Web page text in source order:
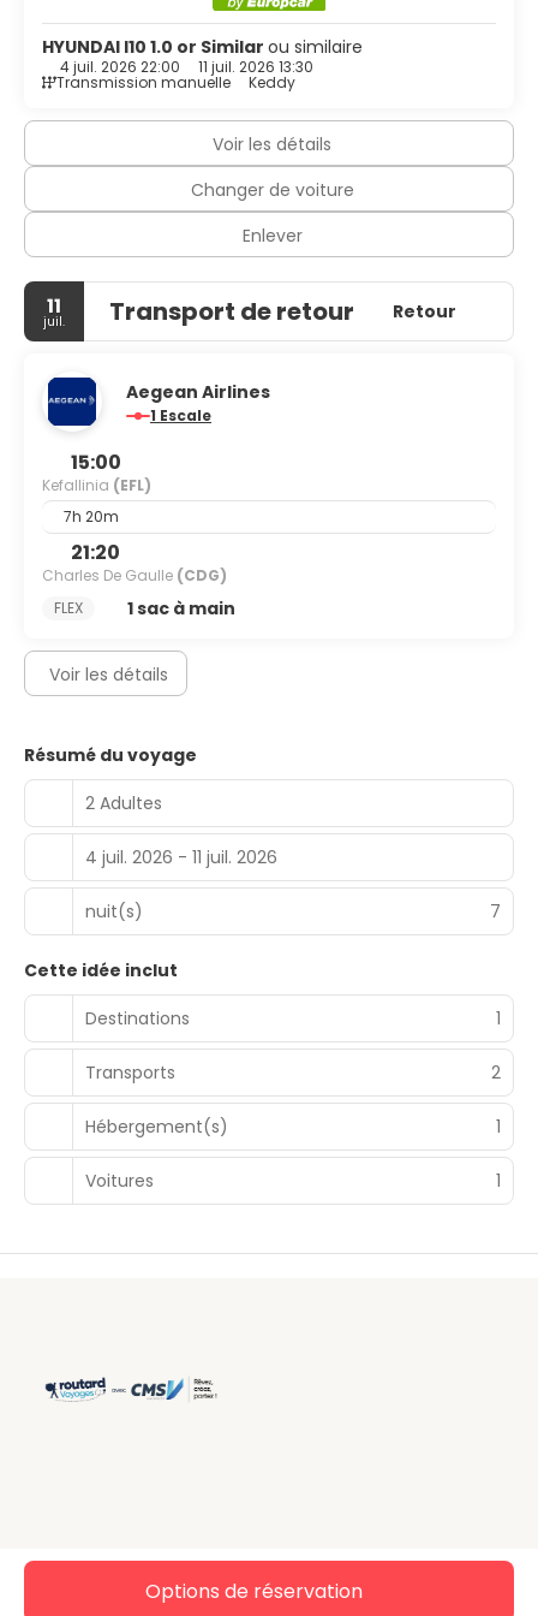
Options de réservation
HYUNDAI I10 1.0 or Similar ou similaire
4 juil. 2026 22:00 11 juil. 2026 13:30
Transmission manuelle Keddy
Voir les détails
Changer de voiture
Enlever
11
juil. Transport de retour Retour
Aegean Airlines
1 Escale
15:00
Kefallinia (EFL)
7h 20m
21:20
Charles De Gaulle (CDG)
FLEX
1 sac à main
Voir les détails
Résumé du voyage
2 Adultes
4 juil. 2026 - 11 juil. 2026
nuit(s) 7
Cette idée inclut
Destinations
1
Transports 2
Hébergement(s) 1
Voitures 1